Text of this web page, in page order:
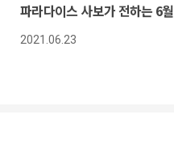
파라다이스 사보가 전하는 6
2021.06.23